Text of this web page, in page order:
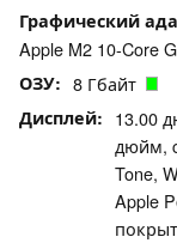
Графический
Apple M2 10-Core
ОЗУ 8 Гбайт
Дисплей
13.00
дюйм,
Tone,
Apple